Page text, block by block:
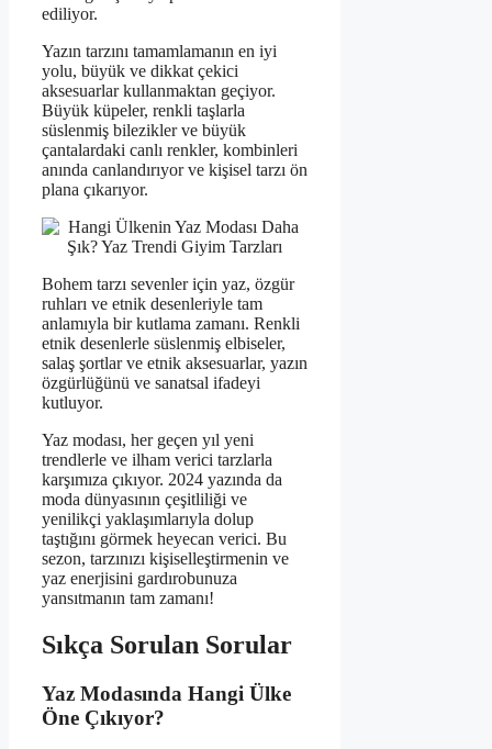
ediliyor.
Yazın tarzını tamamlamanın en iyi
yolu, büyük ve dikkat çekici
aksesuarlar kullanmaktan geçiyor.
Büyük küpeler, renkli taşlarla
süslenmiş bilezikler ve büyük
çantalardaki canlı renkler, kombinleri
anında canlandırıyor ve kişisel tarzı ön
plana çıkarıyor.
Bohem tarzı sevenler için yaz, özgür
ruhları ve etnik desenleriyle tam
anlamıyla bir kutlama zamanı. Renkli
etnik desenlerle süslenmiş elbiseler,
salaş şortlar ve etnik aksesuarlar, yazın
özgürlüğünü ve sanatsal ifadeyi
kutluyor.
Yaz modası, her geçen yıl yeni
trendlerle ve ilham verici tarzlarla
karşımıza çıkıyor. 2024 yazında da
moda dünyasının çeşitliliği ve
yenilikçi yaklaşımlarıyla dolup
taştığını görmek heyecan verici. Bu
sezon, tarzınızı kişiselleştirmenin ve
yaz enerjisini gardırobunuza
yansıtmanın tam zamanı!
Sıkça Sorulan Sorular
Yaz Modasında Hangi Ülke
Öne Çıkıyor?